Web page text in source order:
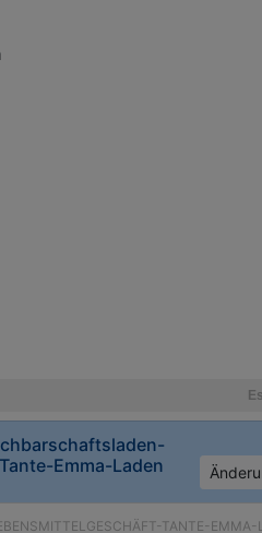
Emma-Laden
TANTE-EMMA-